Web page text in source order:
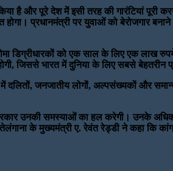
है और पूरे देश में इसी तरह की गारंटियां
प्रधानमंत्री पर युवाओं को बेरोजगार
को एक साल के लिए एक लाख रुपये
जिससे भारत में दुनिया के लिए सबसे बेहतरीन
दलितों, जनजातीय लोगों, अल्पसंख्यकों और
उनकी समस्याओं का हल करेगी। उनके
के मुख्यमंत्री ए. रेवंत रेड्डी ने कहा कि